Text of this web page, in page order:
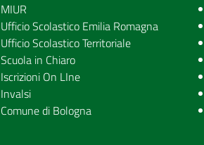
MIUR
Ufficio Scolastico Emilia Romagna
Ufficio Scolastico Territoriale
Scuola in Chiaro
Iscrizioni On LIne
Invalsi
Comune di Bologna